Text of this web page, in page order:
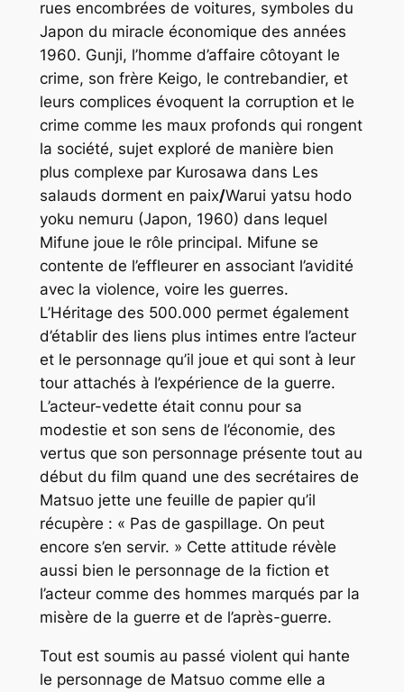
rues encombrées de voitures, symboles du
Japon du miracle économique des années
1960. Gunji, l’homme d’affaire côtoyant le
crime, son frère Keigo, le contrebandier, et
leurs complices évoquent la corruption et le
crime comme les maux profonds qui rongent
la société, sujet exploré de manière bien
plus complexe par Kurosawa dans Les
salauds dorment en paix/Warui yatsu hodo
yoku nemuru (Japon, 1960) dans lequel
Mifune joue le rôle principal. Mifune se
contente de l’effleurer en associant l’avidité
avec la violence, voire les guerres.
L’Héritage des 500.000 permet également
d’établir des liens plus intimes entre l’acteur
et le personnage qu’il joue et qui sont à leur
tour attachés à l’expérience de la guerre.
L’acteur-vedette était connu pour sa
modestie et son sens de l’économie, des
vertus que son personnage présente tout au
début du film quand une des secrétaires de
Matsuo jette une feuille de papier qu’il
récupère : « Pas de gaspillage. On peut
encore s’en servir. » Cette attitude révèle
aussi bien le personnage de la fiction et
l’acteur comme des hommes marqués par la
misère de la guerre et de l’après-guerre.
Tout est soumis au passé violent qui hante
le personnage de Matsuo comme elle a